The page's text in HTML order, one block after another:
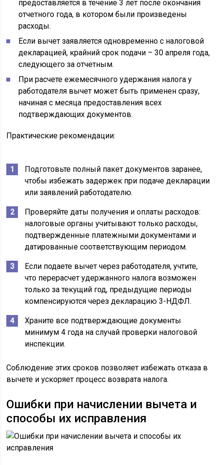
предоставляется в течение 3 лет после окончания
отчетного года, в котором были произведены
расходы.
Если вычет заявляется одновременно с налоговой
декларацией, крайний срок подачи – 30 апреля года,
следующего за отчетным.
При расчете ежемесячного удержания налога у
работодателя вычет может быть применен сразу,
начиная с месяца предоставления всех
подтверждающих документов.
Практические рекомендации:
Подготовьте полный пакет документов заранее,
чтобы избежать задержек при подаче декларации
или заявлений работодателю.
Проверяйте даты получения и оплаты расходов:
налоговые органы учитывают только расходы,
подтвержденные платежными документами и
датированные соответствующим периодом.
Если подаете вычет через работодателя, учтите,
что перерасчет удержанного налога возможен
только за текущий год, предыдущие периоды
компенсируются через декларацию 3-НДФЛ.
Храните все подтверждающие документы
минимум 4 года на случай проверки налоговой
инспекции.
Соблюдение этих сроков позволяет избежать отказа в
вычете и ускоряет процесс возврата налога.
Ошибки при начислении вычета и
способы их исправления